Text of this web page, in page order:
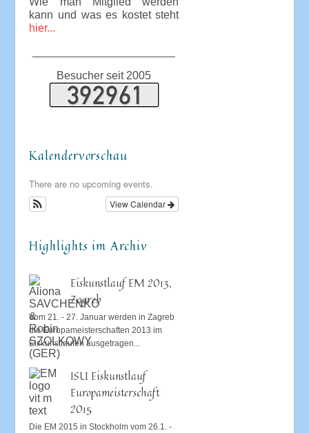
kann und was es kostet steht
hier...
Besucher seit 2005
Kalendervorschau
There are no upcoming events.
View Calendar
Highlights im Archiv
Eiskunstlauf EM 2013,
Zagreb
Vom 21. - 27. Januar werden in Zagreb
die Europameisterschaften 2013 im
Eiskunstlaufen ausgetragen...
ISU Eiskunstlauf
Europameisterschaft
2015
Die EM 2015 in Stockholm vom 26.1. -